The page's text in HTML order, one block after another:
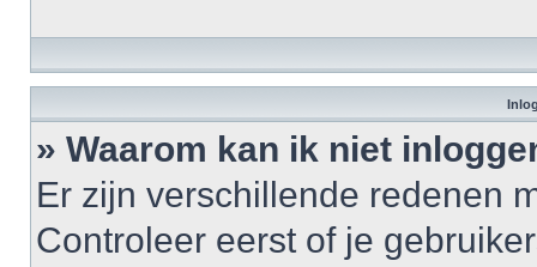
» Waarom kan ik niet
Er zijn verschillende redenen
Controleer eerst of je